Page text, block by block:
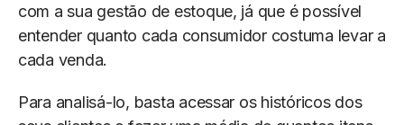
com a sua gestão de estoque, já que é possível
entender quanto cada consumidor costuma levar a
cada venda.
Para analisá-lo, basta acessar os históricos dos